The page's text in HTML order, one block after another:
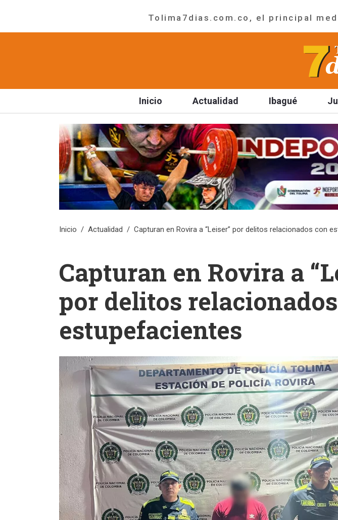
Tolima7dias.com.co, el principal
Inicio Actualidad Ibagué
Inicio Actualidad Capturan en Rovira a “Leiser” por delitos relacionados con
Capturan en Rovira a
por delitos
estupefacientes